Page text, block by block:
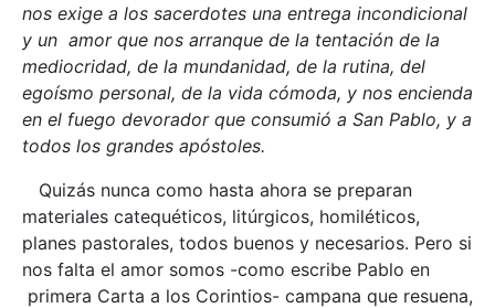
nos exige a los sacerdotes una entrega incondicional
y un amor que nos arranque de la tentación de la
mediocridad, de la mundanidad, de la rutina, del
egoísmo personal, de la vida cómoda, y nos encienda
en el fuego devorador que consumió a San Pablo, y a
todos los grandes apóstoles.
Quizás nunca como hasta ahora se preparan
materiales catequéticos, litúrgicos, homiléticos,
planes pastorales, todos buenos y necesarios. Pero si
nos falta el amor somos -como escribe Pablo en
primera Carta a los Corintios- campana que resuena,